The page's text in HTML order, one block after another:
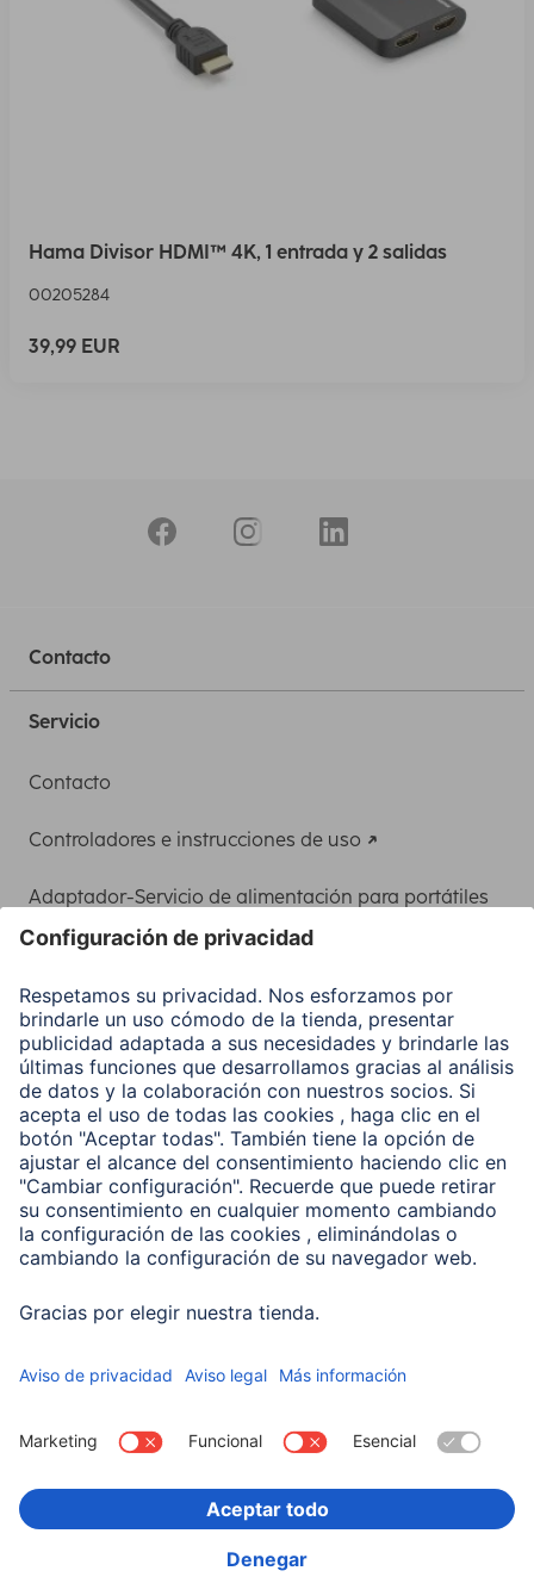
Hama Divisor HDMI™ 4K, 1 entrada y 2 salidas
00205284
39,99 EUR
Contacto
Servicio
Contacto
Controladores e instrucciones de uso
Adaptador-Servicio de alimentación para portátiles
Clientes online
Conviértete en distribuidor
Compañía
Historia de la empresa
Hama en todo el Mundo
Sostenibilidad
Business-Portal
Escoger Pais